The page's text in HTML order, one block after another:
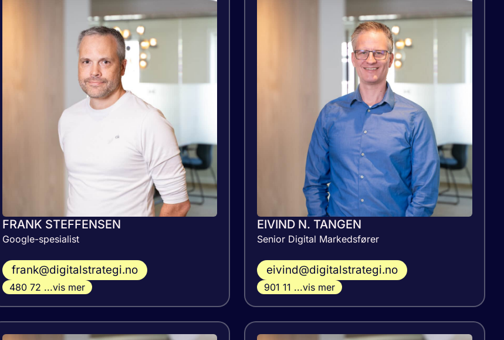
FRANK STEFFENSEN
Google-spesialist
frank@digitalstrategi.no
480 72 ...vis mer
EIVIND N. TANGEN
Senior Digital Markedsfører
eivind@digitalstrategi.no
901 11 ...vis mer